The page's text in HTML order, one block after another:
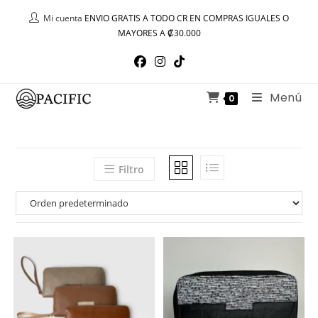
Mi cuenta ENVIO GRATIS A TODO CR EN COMPRAS IGUALES O
MAYORES A ₡30.000
0 Menú
Filtro